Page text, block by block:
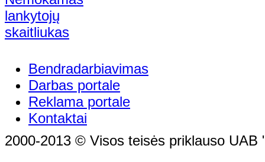
Bendradarbiavimas
Darbas portale
Reklama portale
Kontaktai
2000-2013 © Visos teisės priklauso UAB